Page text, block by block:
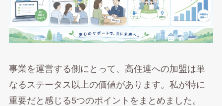
事業を運営する側にとって、高住連への加盟は単
なるステータス以上の価値があります。私が特に
重要だと感じる5つのポイントをまとめました。